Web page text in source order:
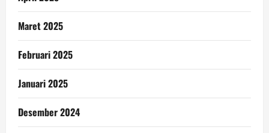
Maret 2025
Februari 2025
Januari 2025
Desember 2024